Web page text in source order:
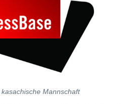
Mannschaft